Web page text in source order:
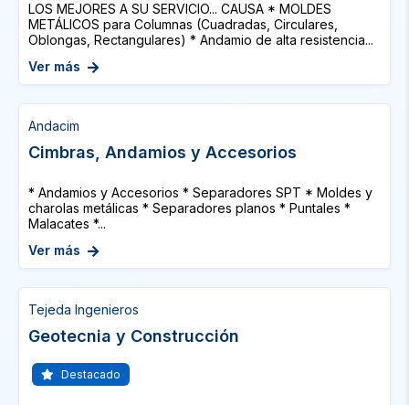
LOS MEJORES A SU SERVICIO... CAUSA * MOLDES
METÁLICOS para Columnas (Cuadradas, Circulares,
Oblongas, Rectangulares) * Andamio de alta resistencia...
Ver más
Andacim
Cimbras, Andamios y Accesorios
* Andamios y Accesorios * Separadores SPT * Moldes y
charolas metálicas * Separadores planos * Puntales *
Malacates *...
Ver más
Tejeda Ingenieros
Geotecnia y Construcción
Destacado